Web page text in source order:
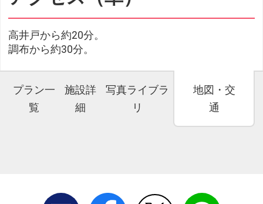
高井戸から約20分。
調布から約30分。
プラン一
覧
施設詳
細
写真ライブラ
リ
地図・交
通